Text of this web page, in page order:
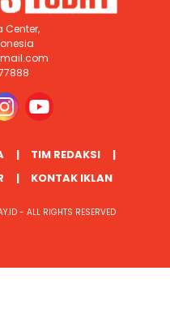
Center,
TIM REDAKSI
KONTAK IKLAN
- ALL RIGHTS RESERVED